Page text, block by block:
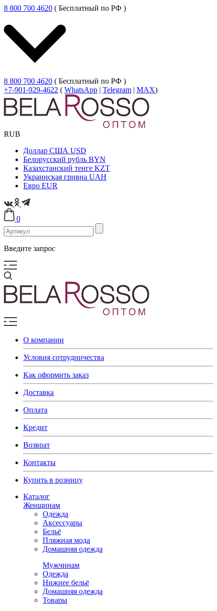
8 800 700 4620 ( Бесплатный по РФ )
8 800 700 4620 ( Бесплатный по РФ )
+7-901-929-4622 ( WhatsApp | Telegram | MAX)
RUB
Доллар США USD
Белорусский рубль BYN
Казахстанский тенге KZT
Украинская гривна UAH
Евро EUR
0
Введите запрос
О компании
Условия сотрудничества
Как оформить заказ
Доставка
Оплата
Кредит
Возврат
Контакты
Купить в розницу
Каталог
Женщинам
Одежда
Аксессуары
Бельё
Пляжная мода
Домашняя одежда
Мужчинам
Одежда
Нижнее бельё
Домашняя одежда
Товары